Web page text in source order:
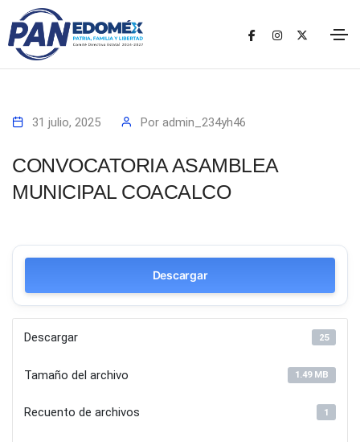
31 julio, 2025 Por admin_234yh46
CONVOCATORIA ASAMBLEA
MUNICIPAL COACALCO
Descargar
Descargar 25
Tamaño del archivo 1.49 MB
Recuento de archivos 1